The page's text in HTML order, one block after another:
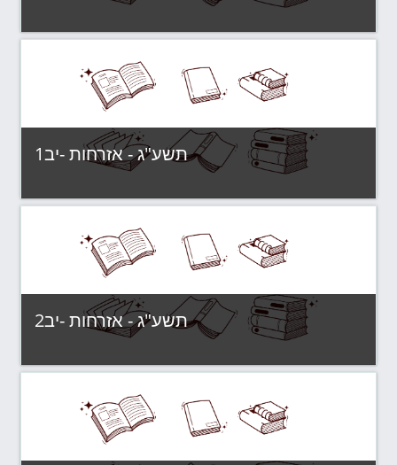
Category:תשע"ג - קבוצות לימוד
View Course
תשע"ג - אזרחות -יב1
Category:תשע"ג - קבוצות לימוד
View Course
תשע"ג - אזרחות -יב2
Category:תשע"ג - קבוצות לימוד
View Course